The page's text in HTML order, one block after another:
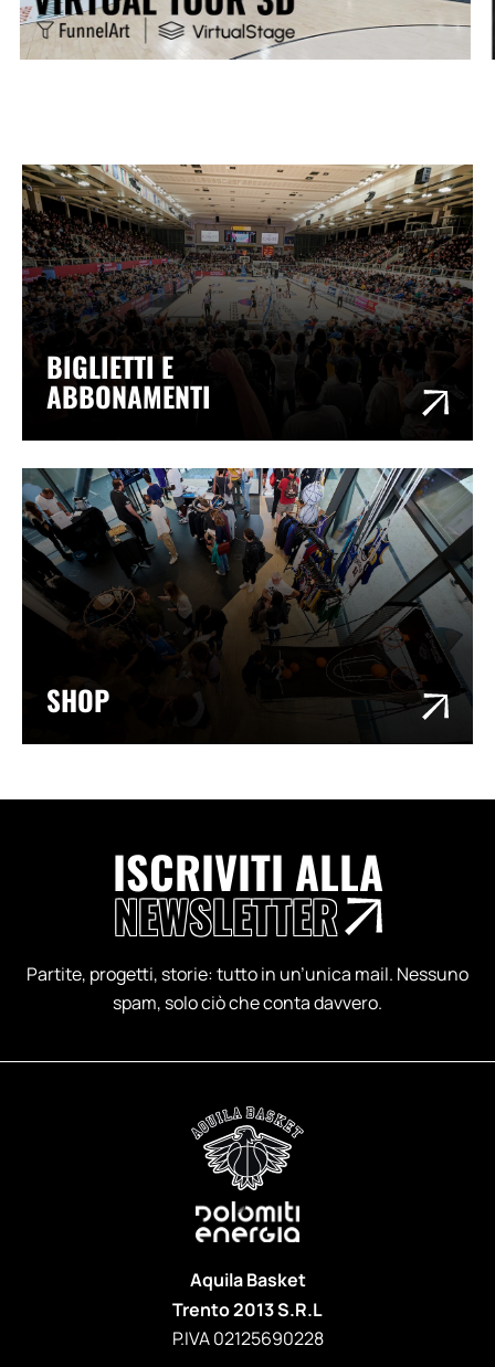
BIGLIETTI E
ABBONAMENTI
SHOP
Aquila Basket
Trento 2013 S.R.L
P.IVA 02125690228
ISCRIVITI ALLA
NEWSLETTER
Partite, progetti, storie: tutto in un’unica mail. Nessuno
spam, solo ciò che conta davvero.